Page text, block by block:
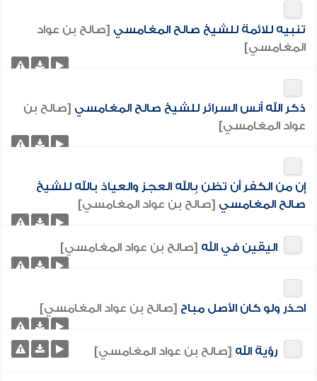
تنبيه للائمة للشيخ صالح المغامسي [صالح بن عواد
المغامسي]
ذكر الله أنس السرائر للشيخ صالح المغامسي [صالح بن
عواد المغامسي]
إِن من الكفر أَن تظن بِالله العجز والعياذ بالله للشيخ
صالح المغامسي [صالح بن عواد المغامسي]
اليقين في الله [صالح بن عواد المغامسي]
احذر ولو كان الأصل مباح [صالح بن عواد المغامسي]
رؤية الله [صالح بن عواد المغامسي]